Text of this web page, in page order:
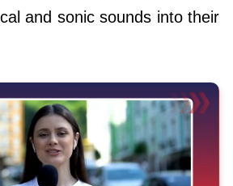
and sonic sounds into their